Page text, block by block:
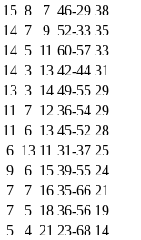
15 8 7 46-29 38
14 7 9 52-33 35
14 5 11 60-57 33
14 3 13 42-44 31
13 3 14 49-55 29
11 7 12 36-54 29
11 6 13 45-52 28
6 13 11 31-37 25
9 6 15 39-55 24
7 7 16 35-66 21
7 5 18 36-56 19
5 4 21 23-68 14